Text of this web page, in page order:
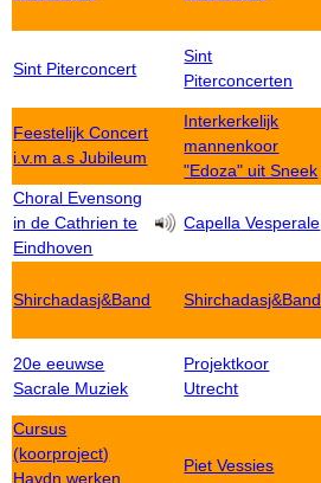
Sint Piterconcert
Sint
Piterconcerten
Feestelijk Concert
i.v.m a.s Jubileum
Interkerkelijk
mannenkoor
"Edoza" uit Sneek
Choral Evensong
in de Cathrien te
Eindhoven
Capella Vesperale
Shirchadasj&Band Shirchadasj&Band
20e eeuwse
Sacrale Muziek
Projektkoor
Utrecht
Cursus
(koorproject)
Haydn werken
Piet Vessies